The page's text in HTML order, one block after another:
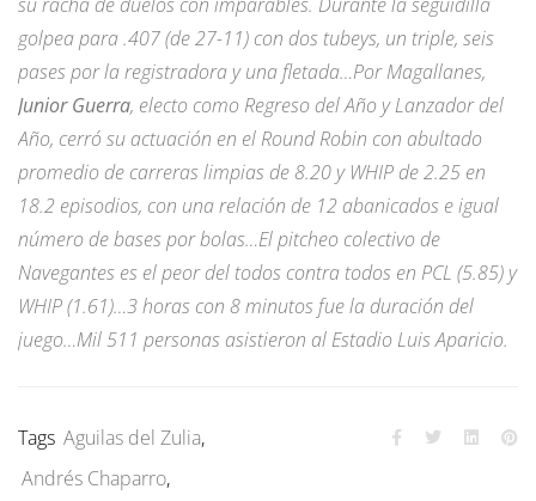
golpea para .407 (de 27-11) con dos tubeys, un triple, seis
pases por la registradora y una fletada…Por Magallanes,
Junior Guerra, electo como Regreso del Año y Lanzador del
Año, cerró su actuación en el Round Robin con abultado
promedio de carreras limpias de 8.20 y WHIP de 2.25 en
18.2 episodios, con una relación de 12 abanicados e igual
número de bases por bolas…El pitcheo colectivo de
Navegantes es el peor del todos contra todos en PCL (5.85) y
WHIP (1.61)…3 horas con 8 minutos fue la duración del
juego…Mil 511 personas asistieron al Estadio Luis Aparicio.
Tags Aguilas del Zulia,
Andrés Chaparro,